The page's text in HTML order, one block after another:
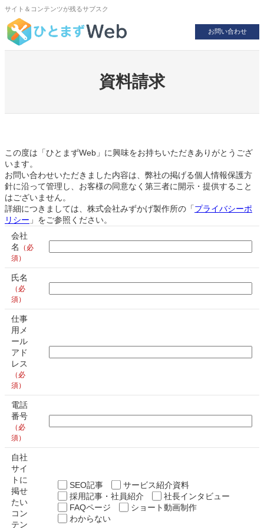
内
容
を
ス
サイト＆コンテンツが残るサブスク
お問い合わせ
資料請求
この度は「ひとまずWeb」に興味をお持ちいただきありがとうござ
います。
お問い合わせいただきました内容は、弊社の掲げる個人情報保護方
針に沿って管理し、お客様の同意なく第三者に開示・提供すること
はございません。
詳細につきましては、株式会社みずかげ製作所の「プライバシーポ
リシー 」をご参照ください。
会社
名
（必
須）
氏名
（必
須）
仕事
用メ
ール
アド
レス
（必
須）
電話
番号
（必
須）
自社
サイ
トに
掲せ
たい
コン
テン
SEO記事
サービス紹介資料
採用記事・社員紹介
社長インタビュー
FAQページ
ショート動画制作
わからない